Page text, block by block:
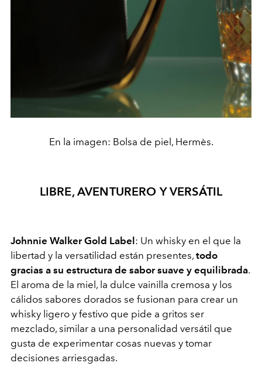
En la imagen: Bolsa de piel, Hermès.
LIBRE, AVENTURERO Y VERSÁTIL
Johnnie Walker Gold Label : Un whisky en el que la
libertad y la versatilidad están presentes, todo
gracias a su estructura de sabor suave y equilibrada.
El aroma de la miel, la dulce vainilla cremosa y los
cálidos sabores dorados se fusionan para crear un
whisky ligero y festivo que pide a gritos ser
mezclado, similar a una personalidad versátil que
gusta de experimentar cosas nuevas y tomar
decisiones arriesgadas.